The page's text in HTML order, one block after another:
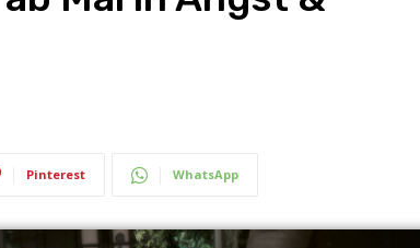
Pinterest WhatsApp